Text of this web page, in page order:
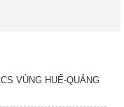
VÙNG HUẾ-QUẢNG